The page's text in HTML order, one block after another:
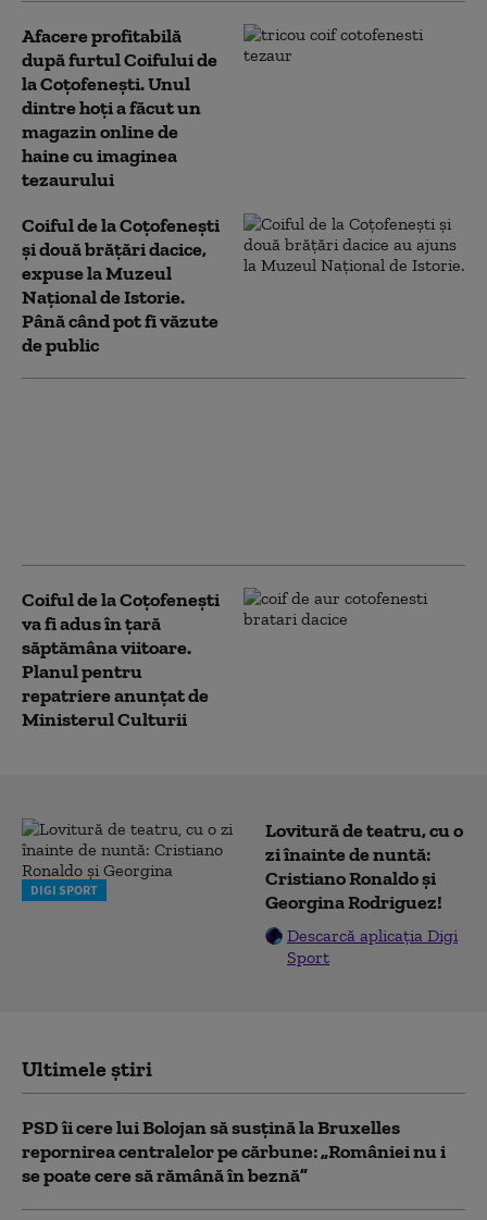
Afacere profitabilă
după furtul Coifului de
la Coțofenești. Unul
dintre hoți a făcut un
magazin online de
haine cu imaginea
tezaurului
Coiful de la Coțofenești
și două brățări dacice,
expuse la Muzeul
Național de Istorie.
Până când pot fi văzute
de public
Coiful de la Coţofeneşti
va fi adus în ţară
săptămâna viitoare.
Planul pentru
repatriere anunțat de
Ministerul Culturii
DIGI SPORT
Lovitură de teatru, cu o
zi înainte de nuntă:
Cristiano Ronaldo și
Georgina Rodriguez!
Descarcă aplicația Digi
Sport
Ultimele știri
PSD îi cere lui Bolojan să susțină la Bruxelles
repornirea centralelor pe cărbune: „României nu i
se poate cere să rămână în beznă”